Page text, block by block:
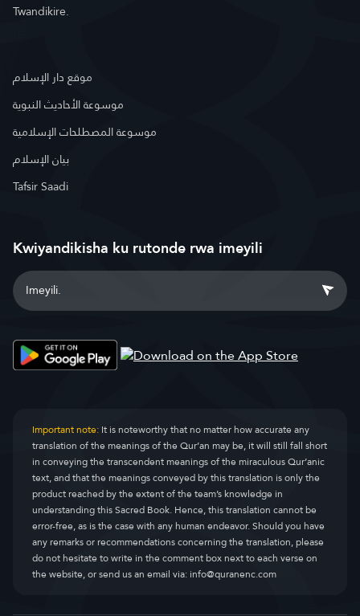
Twandikire.
موقع دار الإسلام
موسوعة الأحاديث النبوية
موسوعة المصطلحات الإسلامية
بيان الإسلام
Tafsir Saadi
Kwiyandikisha ku rutonde rwa imeyili
Important note:It is noteworthy that no matter how accurate any
translation of the meanings of the Qur’an may be, it will still fall short
in conveying the transcendent meanings of the miraculous Qur’anic
text, and that the meanings conveyed by this translation is only the
product reached by the extent of the team’s knowledge in
understanding this Sacred Book. Hence, this translation cannot be
error-free, as is the case with any human endeavor. Should you have
any remarks or recommendations concerning the translation, please
do not hesitate to write in the comment box next to each verse on
the website, or send us an email via:info@quranenc.com